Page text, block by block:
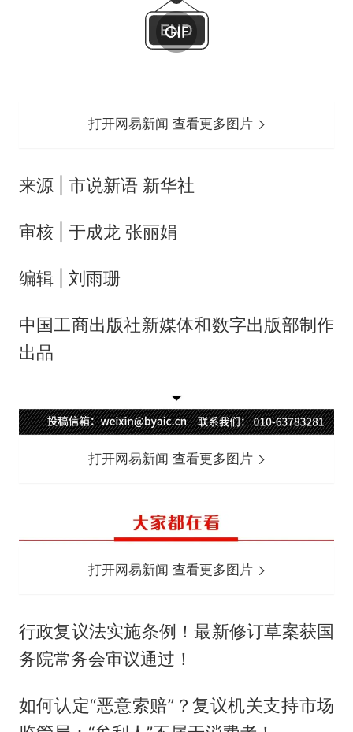
打开网易新闻 查看更多图片
来源 | 市说新语 新华社
审核 | 于成龙 张丽娟
编辑 | 刘雨珊
中国工商出版社新媒体和数字出版部制作
出品
打开网易新闻 查看更多图片
打开网易新闻 查看更多图片
行政复议法实施条例！最新修订草案获国
务院常务会审议通过！
如何认定“恶意索赔”？复议机关支持市场